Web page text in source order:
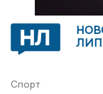
Спорт